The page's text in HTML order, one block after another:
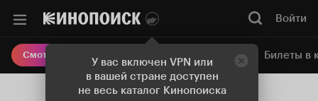
У вас включен VPN или
в вашей стране доступен
не весь каталог Кинопоиска
Войти
Смотреть кино Онлайн-кинотеатр Билеты в